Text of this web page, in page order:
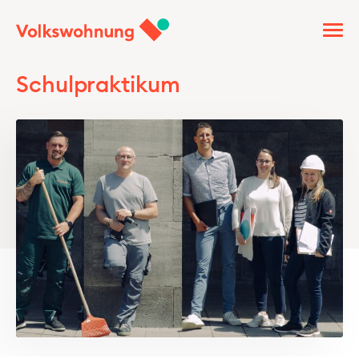
Schulpraktikum